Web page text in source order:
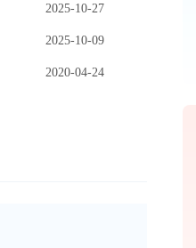
2025-10-27
2025-10-09
2020-04-24